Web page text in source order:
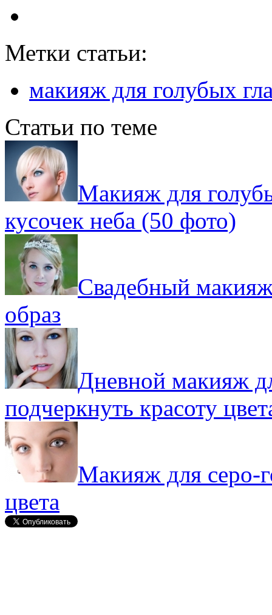
Метки статьи:
макияж для голубых
Статьи по теме
Макияж для
кусочек неба (50 фото)
Свадебный
образ
Дневной макияж
подчеркнуть красоту
Макияж для серо-
цвета